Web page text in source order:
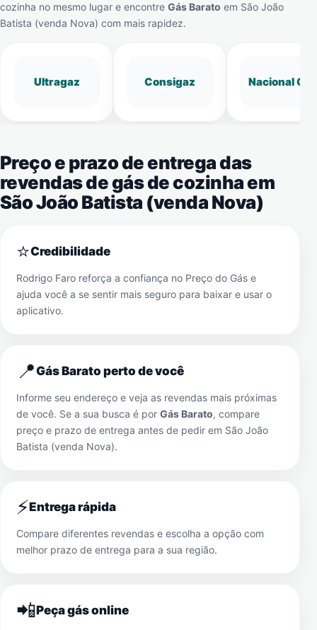
cozinha no mesmo lugar e encontre Gás Barato em São João
Batista (venda Nova) com mais rapidez.
Ultragaz Consigaz Nacional Gás
Preço e prazo de entrega das
revendas de gás de cozinha em
São João Batista (venda Nova)
⭐Credibilidade
Rodrigo Faro reforça a confiança no Preço do Gás e
ajuda você a se sentir mais seguro para baixar e usar o
aplicativo.
📍Gás Barato perto de você
Informe seu endereço e veja as revendas mais próximas
de você. Se a sua busca é por Gás Barato, compare
preço e prazo de entrega antes de pedir em São João
Batista (venda Nova).
⚡Entrega rápida
Compare diferentes revendas e escolha a opção com
melhor prazo de entrega para a sua região.
📲Peça gás online